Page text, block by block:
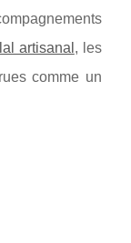
artisanal , les
comme un